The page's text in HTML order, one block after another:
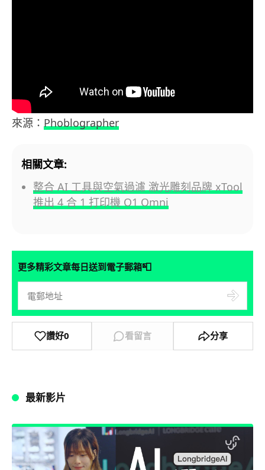
來源： Phoblographer
相關文章:
整合 AI 工具與空氣過濾 激光雕刻品牌 xTool
推出 4 合 1 打印機 O1 Omni
更多精彩文章每日送到電子郵箱📮
讚好0 看留言 分享
最新影片